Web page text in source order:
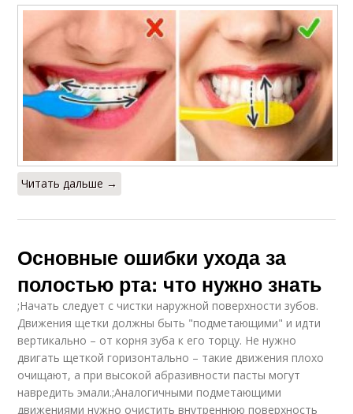
Читать дальше →
Основные ошибки ухода за
полостью рта: что нужно знать
;Начать следует с чистки наружной поверхности зубов.
Движения щетки должны быть "подметающими" и идти
вертикально – от корня зуба к его торцу. Не нужно
двигать щеткой горизонтально – такие движения плохо
очищают, а при высокой абразивности пасты могут
навредить эмали.;Аналогичными подметающими
движениями нужно очистить внутреннюю поверхность